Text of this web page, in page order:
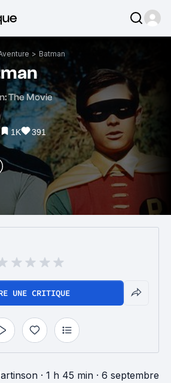
> Batman
The Movie
1K 391
UNE CRITIQUE
· 1 h 45 min · 6 septembre